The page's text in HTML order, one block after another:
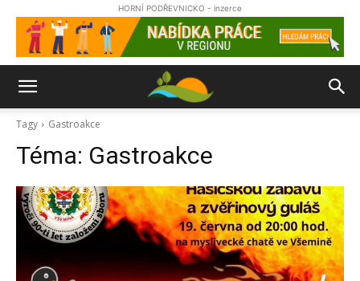
HORNÍ PODŘEVNICKO - inzerce
Tagy Gastroakce
Téma: Gastroakce